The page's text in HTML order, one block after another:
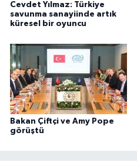
Cevdet Yılmaz: Türkiye
savunma sanayiinde artık
küresel bir oyuncu
Bakan Çiftçi ve Amy Pope
görüştü